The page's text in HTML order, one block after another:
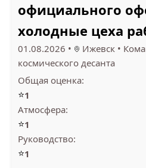
2.3
CALLTRAFFIC (6)
официального
холодные цеха
01.08.2026 • Ижевск •
космического десанта
Общая оценка:
⭐1
Атмосфера:
⭐1
Руководство:
⭐1